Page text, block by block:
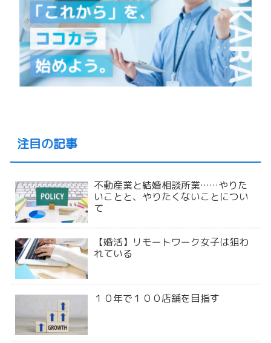
注目の記事
不動産業と結婚相談所業……やりた
いことと、やりたくないことについ
て
【婚活】リモートワーク女子は狙わ
れている
１０年で１００店舗を目指す